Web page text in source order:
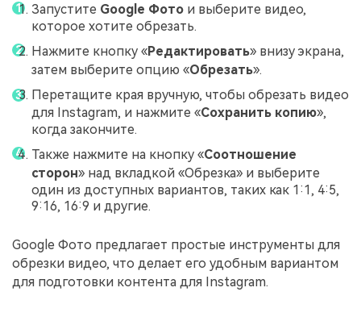
Запустите Google Фото и выберите видео,
которое хотите обрезать.
Нажмите кнопку «Редактировать» внизу экрана,
затем выберите опцию «Обрезать».
Перетащите края вручную, чтобы обрезать видео
для Instagram, и нажмите «Сохранить копию»,
когда закончите.
Также нажмите на кнопку «Соотношение
сторон» над вкладкой «Обрезка» и выберите
один из доступных вариантов, таких как 1:1, 4:5,
9:16, 16:9 и другие.
Google Фото предлагает простые инструменты для
обрезки видео, что делает его удобным вариантом
для подготовки контента для Instagram.